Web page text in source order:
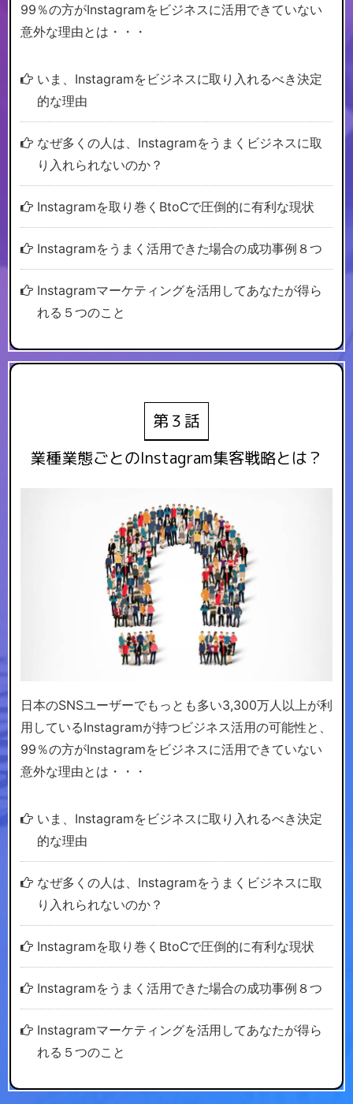
99％の方がInstagramをビジネスに活用できていない
意外な理由とは・・・
いま、Instagramをビジネスに取り入れるべき決定
的な理由
なぜ多くの人は、Instagramをうまくビジネスに取
り入れられないのか？
Instagramを取り巻くBtoCで圧倒的に有利な現状
Instagramをうまく活用できた場合の成功事例８つ
Instagramマーケティングを活用してあなたが得ら
れる５つのこと
第３話
業種業態ごとのInstagram集客戦略とは？
日本のSNSユーザーでもっとも多い3,300万人以上が利
用しているInstagramが持つビジネス活用の可能性と、
99％の方がInstagramをビジネスに活用できていない
意外な理由とは・・・
いま、Instagramをビジネスに取り入れるべき決定
的な理由
なぜ多くの人は、Instagramをうまくビジネスに取
り入れられないのか？
Instagramを取り巻くBtoCで圧倒的に有利な現状
Instagramをうまく活用できた場合の成功事例８つ
Instagramマーケティングを活用してあなたが得ら
れる５つのこと